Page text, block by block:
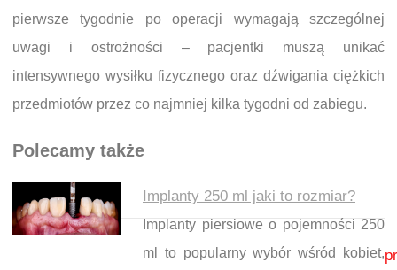
pierwsze tygodnie po operacji wymagają szczególnej
uwagi i ostrożności – pacjentki muszą unikać
intensywnego wysiłku fizycznego oraz dźwigania ciężkich
przedmiotów przez co najmniej kilka tygodni od zabiegu.
Polecamy także
Implanty 250 ml jaki to rozmiar?
Implanty piersiowe o pojemności 250
ml to popularny wybór wśród kobiet,
Nawigacja wpisu